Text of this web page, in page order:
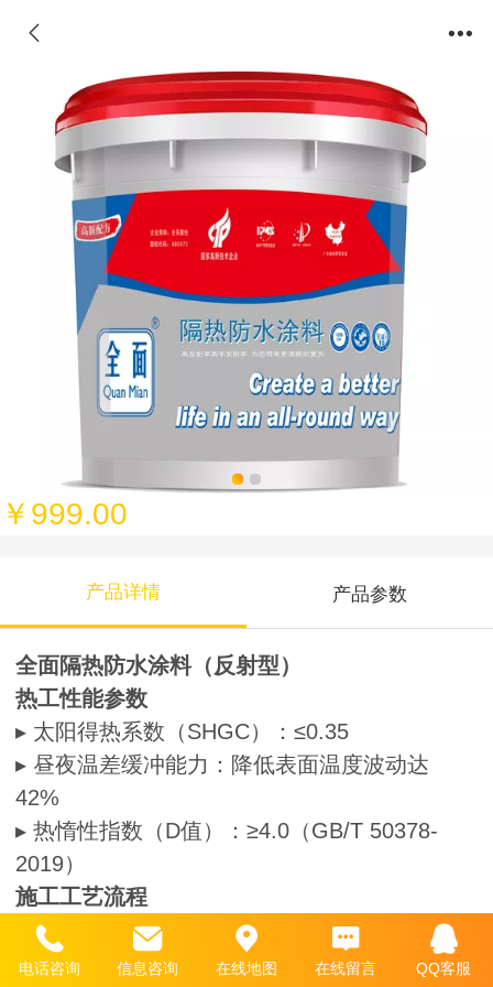
￥999.00
产品详情 产品参数
全面隔热防水涂料（反射型）
热工性能参数
▸ 太阳得热系数（SHGC）：≤0.35
▸ 昼夜温差缓冲能力：降低表面温度波动达
42%
▸ 热惰性指数（D值）：≥4.0（GB/T 50378-
2019）
施工工艺流程
1. 基面处理：
- 弹性模量检测：确保基材弹性与涂料匹配
电话咨询 信息咨询 在线地图 在线留言 QQ客服